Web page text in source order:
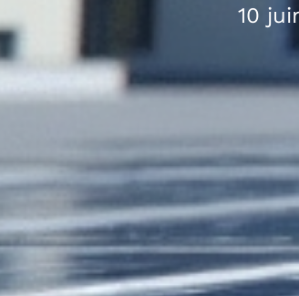
10